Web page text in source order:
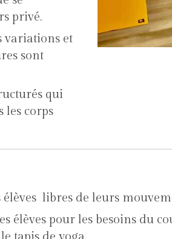
privé.
variations et
sont
qui
les corps
libres de leurs
élèves pour les besoins du